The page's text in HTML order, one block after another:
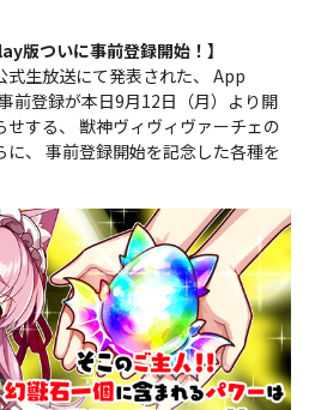
版ついに事前登録開始！】
生放送にて発表された、 App
前登録が本日9月12日（月）より開
する、 獣神ヴィヴィヴァーチェの
、 事前登録開始を記念した各種を